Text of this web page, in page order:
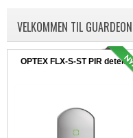
VELKOMMEN TIL
OPTEX FLX-S-ST PIR